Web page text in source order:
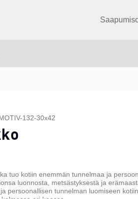
132-30x42
tuo kotiin enemmän tunnelmaa ja
luonnosta, metsästyksestä ja
persoonallisen tunnelman luomiseen
eri koossa.